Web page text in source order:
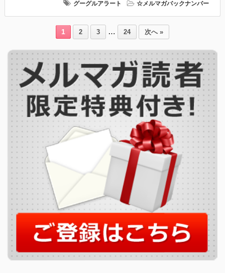
グーグルアラート ☆メルマガバックナンバー
1 2 3 … 24 次へ »